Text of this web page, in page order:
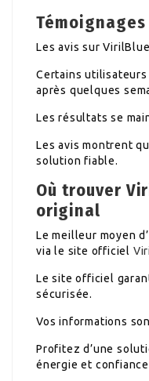
Les avis sur
Certains
après quelques
Les résultats se
Les avis montrent
solution fiable.
Où trouver
original
Le meilleur moyen
via le site officiel
Le site officiel
sécurisée.
Vos informations
Profitez d’une
énergie et